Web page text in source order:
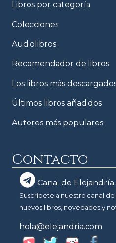
Libros por categoría
Colecciones
Audiolibros
Recomendador de libros
Los libros más
Últimos libros añadidos
Autores más populares
Contacto
Canal de
Suscríbete a nuestro canal
nuevos libros, novedades y
hola@elejandria.com